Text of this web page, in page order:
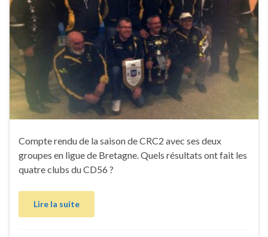
Compte rendu de la saison de CRC2 avec ses deux
groupes en ligue de Bretagne. Quels résultats ont fait les
quatre clubs du CD56 ?
Lire la suite